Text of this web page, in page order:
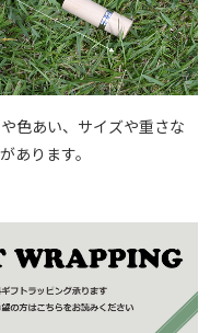
色あい、サイズや重さな
あります。